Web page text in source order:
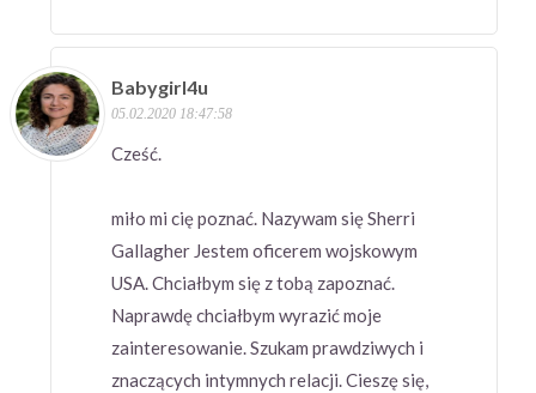
Babygirl4u
05.02.2020 18:47:58
Cześć.
miło mi cię poznać. Nazywam się Sherri
Gallagher Jestem oficerem wojskowym
USA. Chciałbym się z tobą zapoznać.
Naprawdę chciałbym wyrazić moje
zainteresowanie. Szukam prawdziwych i
znaczących intymnych relacji. Cieszę się,